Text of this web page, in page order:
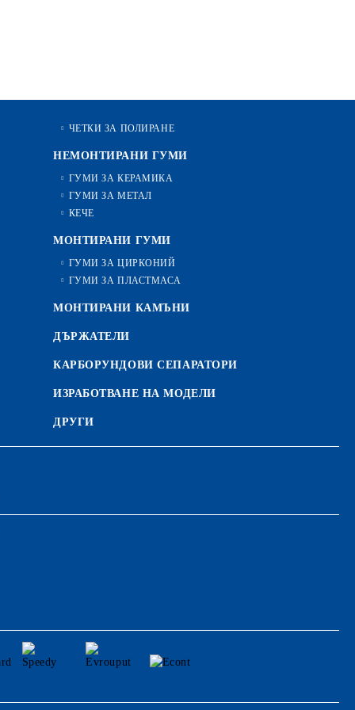
ЧЕТКИ ЗА ПОЛИРАНЕ
НЕМОНТИРАНИ ГУМИ
ГУМИ ЗА КЕРАМИКА
ГУМИ ЗА МЕТАЛ
КЕЧЕ
МОНТИРАНИ ГУМИ
ГУМИ ЗА ЦИРКОНИЙ
ГУМИ ЗА ПЛАСТМАСА
МОНТИРАНИ КАМЪНИ
ДЪРЖАТЕЛИ
КАРБОРУНДОВИ СЕПАРАТОРИ
ИЗРАБОТВАНЕ НА МОДЕЛИ
ДРУГИ